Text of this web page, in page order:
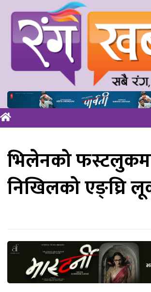
भिलेनको
निखिलको एङ्घ्रि